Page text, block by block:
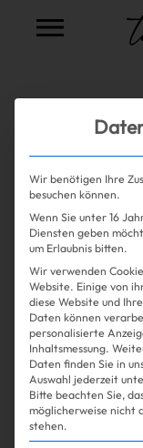
Win
Alle
Experience Life
selbst 10
Mehr lesen
Wir benötigen Ihre
besuchen können.
Wenn Sie unter 16
Diensten geben
um Erlaubnis bitten.
Wir verwenden
Website. Einige von
diese Website und
Daten können
personalisierte
Inhaltsmessung.
Daten finden Sie in
Auswahl jederzeit
Bitte beachten Sie,
möglicherweise nicht
stehen.